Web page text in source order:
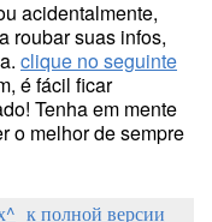
acidentalmente,
roubar suas infos,
clique no seguinte
é fácil ficar
Tenha em mente
o melhor de sempre
к полной версии